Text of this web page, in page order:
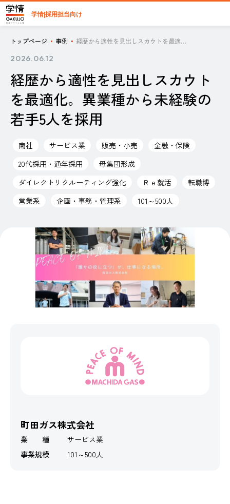
学情|採用担当向け
トップページ 事例 経歴から適性を見出しスカウトを最適化。異業種から未経験の若手5人を採用
2026.06.12
経歴から適性を見出しスカウト
を最適化。異業種から未経験の
若手5人を採用
商社 サービス業 販売・小売
金融・保険
20代採用・通年採用
母集団形成
ダイレクトリクルーティング強化
Ｒｅ就活
転職博
営業系
企画・事務・管理系 101～500人
町田ガス株式会社
業 種
サービス業
事業規模
101～500人